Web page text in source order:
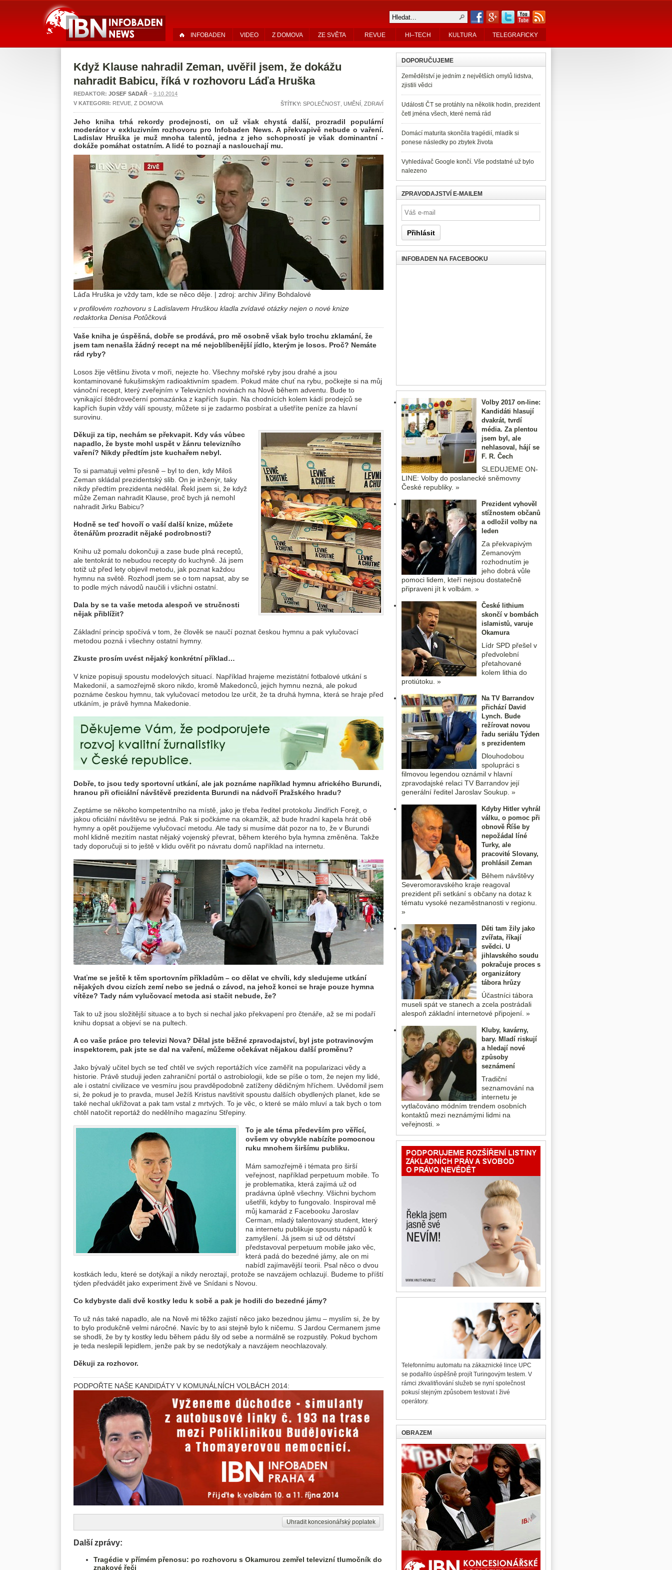
INFOBADEN VIDEO Z DOMOVA ZE SVĚTA REVUE HI–TECH KULTURA TELEGRAFICKY
Když Klause nahradil Zeman, uvěřil jsem, že dokážu
nahradit Babicu, říká v rozhovoru Láďa Hruška
REDAKTOR: JOSEF SADAŘ – 9.10.2014
ŠTÍTKY: SPOLEČNOST UMĚNÍ ZDRAVÍ
V KATEGORII: REVUE Z DOMOVA
Jeho kniha trhá rekordy prodejnosti, on už však chystá další, prozradil populární
moderátor v exkluzivním rozhovoru pro Infobaden News. A překvapivě nebude o vaření.
Ladislav Hruška je muž mnoha talentů, jedna z jeho schopností je však dominantní -
dokáže pomáhat ostatním. A lidé to poznají a naslouchají mu.
Láďa Hruška je vždy tam, kde se něco děje. | zdroj: archiv Jiřiny Bohdalové
v profilovém rozhovoru s Ladislavem Hruškou kladla zvídavé otázky nejen o nové knize
redaktorka Denisa Potůčková
Vaše kniha je úspěšná, dobře se prodává, pro mě osobně však bylo trochu zklamání, že
jsem tam nenašla žádný recept na mé nejoblíbenější jídlo, kterým je losos. Proč? Nemáte
rád ryby?
Losos žije většinu života v moři, nejezte ho. Všechny mořské ryby jsou drahé a jsou
kontaminované fukušimským radioaktivním spadem. Pokud máte chuť na rybu, počkejte si na můj
vánoční recept, který zveřejním v Televizních novinách na Nově během adventu. Bude to
vynikající štědrovečerní pomazánka z kapřích šupin. Na chodnících kolem kádí prodejců se
kapřích šupin vždy válí spousty, můžete si je zadarmo posbírat a ušetříte peníze za hlavní
surovinu.
Děkuji za tip, nechám se překvapit. Kdy vás vůbec
napadlo, že byste mohl uspět v žánru televizního
vaření? Nikdy předtím jste kuchařem nebyl.
To si pamatuji velmi přesně – byl to den, kdy Miloš
Zeman skládal prezidentský slib. On je inženýr, taky
nikdy předtím prezidenta nedělal. Řekl jsem si, že když
může Zeman nahradit Klause, proč bych já nemohl
nahradit Jirku Babicu?
Hodně se teď hovoří o vaší další knize, můžete
čtenářům prozradit nějaké podrobnosti?
Knihu už pomalu dokončuji a zase bude plná receptů,
ale tentokrát to nebudou recepty do kuchyně. Já jsem
totiž už před lety objevil metodu, jak poznat každou
hymnu na světě. Rozhodl jsem se o tom napsat, aby se
to podle mých návodů naučili i všichni ostatní.
Dala by se ta vaše metoda alespoň ve stručnosti
nějak přiblížit?
Základní princip spočívá v tom, že člověk se naučí poznat českou hymnu a pak vylučovací
metodou pozná i všechny ostatní hymny.
Zkuste prosím uvést nějaký konkrétní příklad…
V knize popisuji spoustu modelových situací. Například hrajeme mezistátní fotbalové utkání s
Makedonií, a samozřejmě skoro nikdo, kromě Makedonců, jejich hymnu nezná, ale pokud
poznáme českou hymnu, tak vylučovací metodou lze určit, že ta druhá hymna, která se hraje před
utkáním, je právě hymna Makedonie.
Dobře, to jsou tedy sportovní utkání, ale jak poznáme například hymnu afrického Burundi,
hranou při oficiální návštěvě prezidenta Burundi na nádvoří Pražského hradu?
Zeptáme se někoho kompetentního na místě, jako je třeba ředitel protokolu Jindřich Forejt, o
jakou oficiální návštěvu se jedná. Pak si počkáme na okamžik, až bude hradní kapela hrát obě
hymny a opět použijeme vylučovací metodu. Ale tady si musíme dát pozor na to, že v Burundi
mohl klidně mezitím nastat nějaký vojenský převrat, během kterého byla hymna změněna. Takže
tady doporučuji si to ještě v klidu ověřit po návratu domů například na internetu.
Vraťme se ještě k těm sportovním příkladům – co dělat ve chvíli, kdy sledujeme utkání
nějakých dvou cizích zemí nebo se jedná o závod, na jehož konci se hraje pouze hymna
vítěze? Tady nám vylučovací metoda asi stačit nebude, že?
Tak to už jsou složitější situace a to bych si nechal jako překvapení pro čtenáře, až se mi podaří
knihu dopsat a objeví se na pultech.
A co vaše práce pro televizi Nova? Dělal jste běžné zpravodajství, byl jste potravinovým
inspektorem, pak jste se dal na vaření, můžeme očekávat nějakou další proměnu?
Jako bývalý učitel bych se teď chtěl ve svých reportážích více zaměřit na popularizaci vědy a
historie. Právě studuji jeden zahraniční portál o astrobiologii, kde se píše o tom, že nejen my lidé,
ale i ostatní civilizace ve vesmíru jsou pravděpodobně zatíženy dědičným hříchem. Uvědomil jsem
si, že pokud je to pravda, musel Ježíš Kristus navštívit spoustu dalších obydlených planet, kde se
také nechal ukřižovat a pak tam vstal z mrtvých. To je věc, o které se málo mluví a tak bych o tom
chtěl natočit reportáž do nedělního magazínu Střepiny.
To je ale téma především pro věřící,
ovšem vy obvykle nabízíte pomocnou
ruku mnohem širšímu publiku.
Mám samozřejmě i témata pro širší
veřejnost, například perpetuum mobile. To
je problematika, která zajímá už od
pradávna úplně všechny. Všichni bychom
ušetřili, kdyby to fungovalo. Inspiroval mě
můj kamarád z Facebooku Jaroslav
Cerman, mladý talentovaný student, který
na internetu publikuje spoustu nápadů k
zamyšlení. Já jsem si už od dětství
představoval perpetuum mobile jako věc,
která padá do bezedné jámy, ale on mi
nabídl zajímavější teorii. Psal něco o dvou
kostkách ledu, které se dotýkají a nikdy neroztají, protože se navzájem ochlazují. Budeme to příští
týden předvádět jako experiment živě ve Snídani s Novou.
Co kdybyste dali dvě kostky ledu k sobě a pak je hodili do bezedné jámy?
To už nás také napadlo, ale na Nově mi těžko zajistí něco jako bezednou jámu – myslím si, že by
to bylo produkčně velmi náročné. Navíc by to asi stejně bylo k ničemu. S Jardou Cermanem jsme
se shodli, že by ty kostky ledu během pádu šly od sebe a normálně se rozpustily. Pokud bychom
je teda neslepili lepidlem, jenže pak by se nedotýkaly a navzájem neochlazovaly.
Děkuji za rozhovor.
PODPOŘTE NAŠE KANDIDÁTY V KOMUNÁLNÍCH VOLBÁCH 2014:
Uhradit koncesionářský poplatek
Další zprávy:
Tragédie v přímém přenosu: po rozhovoru s Okamurou zemřel televizní tlumočník do
znakové řeči
DOPORUČUJEME
Zemědělství je jedním z největších omylů lidstva,
zjistili vědci
Události ČT se protáhly na několik hodin, prezident
četl jména všech, které nemá rád
Domácí maturita skončila tragédií, mladík si
ponese následky po zbytek života
Vyhledávač Google končí. Vše podstatné už bylo
nalezeno
ZPRAVODAJSTVÍ E-MAILEM
INFOBADEN NA FACEBOOKU
Volby 2017 on-line:
Kandidáti hlasují
dvakrát, tvrdí
média. Za plentou
jsem byl, ale
nehlasoval, hájí se
F. R. Čech
SLEDUJEME ON-
LINE: Volby do poslanecké sněmovny
České republiky. »
Prezident vyhověl
stížnostem občanů
a odložil volby na
leden
Za překvapivým
Zemanovým
rozhodnutím je
jeho dobrá vůle
pomoci lidem, kteří nejsou dostatečně
připraveni jít k volbám. »
České lithium
skončí v bombách
islamistů, varuje
Okamura
Lídr SPD přešel v
předvolební
přetahované
kolem lithia do
protiútoku. »
Na TV Barrandov
přichází David
Lynch. Bude
režírovat novou
řadu seriálu Týden
s prezidentem
Dlouhodobou
spolupráci s
filmovou legendou oznámil v hlavní
zpravodajské relaci TV Barrandov její
generální ředitel Jaroslav Soukup. »
Kdyby Hitler vyhrál
válku, o pomoc při
obnově Říše by
nepožádal líné
Turky, ale
pracovité Slovany,
prohlásil Zeman
Během návštěvy
Severomoravského kraje reagoval
prezident při setkání s občany na dotaz k
tématu vysoké nezaměstnanosti v regionu.
»
Děti tam žily jako
zvířata, říkají
svědci. U
jihlavského soudu
pokračuje proces s
organizátory
tábora hrůzy
Účastníci tábora
museli spát ve stanech a zcela postrádali
alespoň základní internetové připojení. »
Kluby, kavárny,
bary. Mladí riskují
a hledají nové
způsoby
seznámení
Tradiční
seznamování na
internetu je
vytlačováno módním trendem osobních
kontaktů mezi neznámými lidmi na
veřejnosti. »
Telefonnímu automatu na zákaznické lince UPC
se podařilo úspěšně projít Turingovým testem. V
rámci zkvalitňování služeb se nyní společnost
pokusí stejným způsobem testovat i živé
operátory.
OBRAZEM